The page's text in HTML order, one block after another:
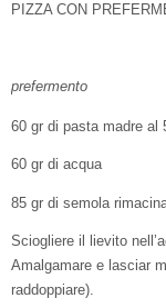
PIZZA CON
prefermento
60 gr di pasta madre al
60 gr di acqua
85 gr di semola
Sciogliere il lievito
Amalgamare e lasciar
raddoppiare).